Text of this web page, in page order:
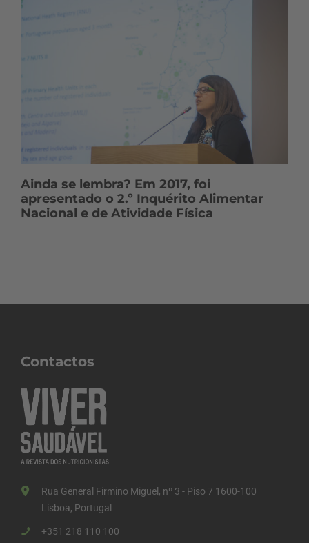
Ainda se lembra? Em 2017, foi
apresentado o 2.º Inquérito Alimentar
Nacional e de Atividade Física
Contactos
Rua General Firmino Miguel, nº 3 - Piso 7 1600-100
Lisboa, Portugal
+351 218 110 100